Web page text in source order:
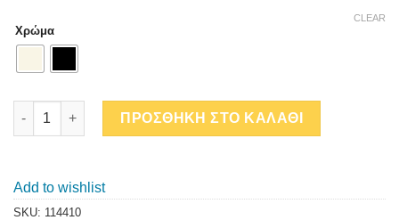
Χρώμα
CLEAR
ΧΝΟΥΔΩΤΟΣ ΛΑΙΜΟΣ ΜΕ ΓΥΡΙΣΜΑ W quantity
ΠΡΟΣΘΗΚΗ ΣΤΟ ΚΑΛΑΘΙ
Add to wishlist
SKU: 114410